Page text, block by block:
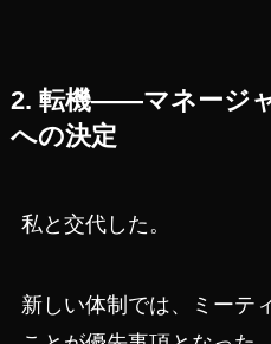
2. 転機——マネージャ
への決定
私と交代した。
新しい体制では、ミーテ